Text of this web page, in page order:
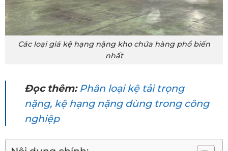
Các loại giá kệ hạng nặng kho chứa hàng phổ biến
nhất
Đọc thêm: Phân loại kệ tải trọng
nặng, kệ hạng nặng dùng trong công
nghiệp